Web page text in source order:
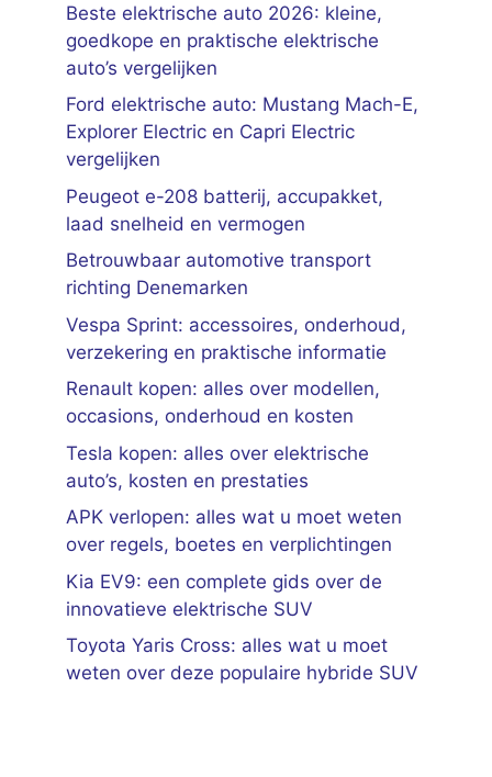
Beste elektrische auto 2026: kleine,
goedkope en praktische elektrische
auto’s vergelijken
Ford elektrische auto: Mustang Mach-E,
Explorer Electric en Capri Electric
vergelijken
Peugeot e-208 batterij, accupakket,
laad snelheid en vermogen
Betrouwbaar automotive transport
richting Denemarken
Vespa Sprint: accessoires, onderhoud,
verzekering en praktische informatie
Renault kopen: alles over modellen,
occasions, onderhoud en kosten
Tesla kopen: alles over elektrische
auto’s, kosten en prestaties
APK verlopen: alles wat u moet weten
over regels, boetes en verplichtingen
Kia EV9: een complete gids over de
innovatieve elektrische SUV
Toyota Yaris Cross: alles wat u moet
weten over deze populaire hybride SUV